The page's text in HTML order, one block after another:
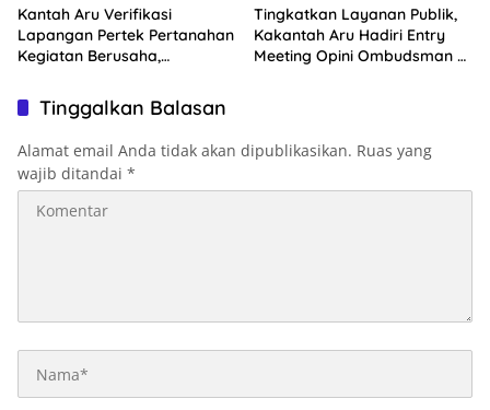
Kantah Aru Verifikasi
Lapangan Pertek Pertanahan
Kegiatan Berusaha,
Tingkatkan Layanan Publik,
Kakantah Aru Hadiri Entry
Meeting Opini Ombudsman RI
Tinggalkan Balasan
Alamat email Anda tidak akan dipublikasikan. Ruas yang
wajib ditandai *